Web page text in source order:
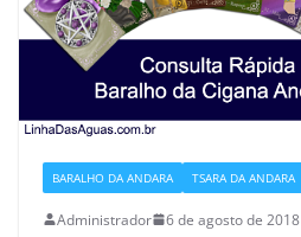
BARALHO DA ANDARA TSARA DA ANDARA
Administrador
6 de agosto de 2018